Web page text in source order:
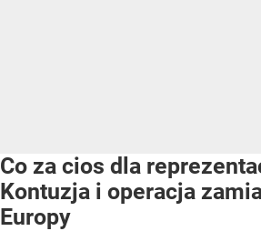
Co za cios dla
Kontuzja i operacja
Europy